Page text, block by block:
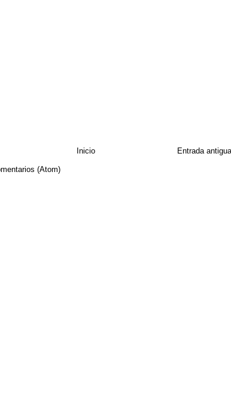
Entrada antigua
Inicio
(Atom)